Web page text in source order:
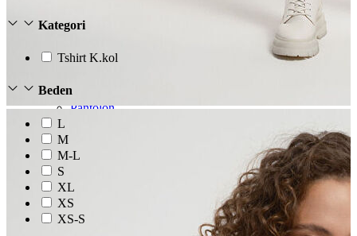
Öne Çıkanlar
İndirimdekiler
Online Özel Koleksiyon
Jean Pantolon
Pantolon
T-shirt
Deniz Şortu
Atlet
Hırka
Kategori
Tshirt K.kol
Beden
L
M
M-L
S
XL
XS
XS-S